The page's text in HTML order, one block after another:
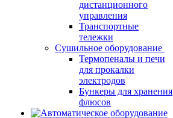
дистанционного
управления
Транспортные
тележки
Сушильное оборудование
Термопеналы и печи
для прокалки
электродов
Бункеры для хранения
флюсов